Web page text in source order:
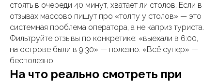
стоять в очереди 40 минут, хватает ли столов. Если в
отзывах массово пишут про «толпу у столов» — это
системная проблема оператора, а не каприз туриста.
Фильтруйте отзывы по конкретике: «выехали в 6:00,
на острове были в 9:30» — полезно. «Всё супер» —
бесполезно.
На что реально смотреть при